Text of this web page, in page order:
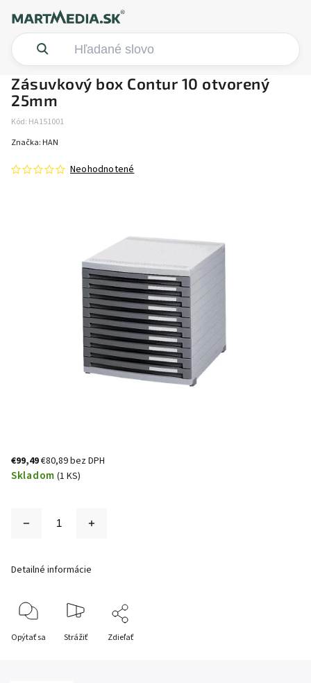
Zásuvkový box Contur 10 otvorený
25mm
Kód: HA151001
Neohodnotené
Značka: HAN
€99,49€80,89 bez DPH
Skladom (1 KS)
Detailné informácie
Opýtať sa Strážiť Zdieľať